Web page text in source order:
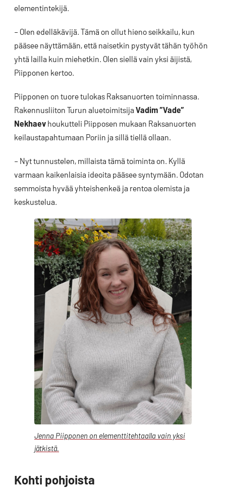
elementintekijä.
– Olen edelläkävijä. Tämä on ollut hieno seikkailu, kun
pääsee näyttämään, että naisetkin pystyvät tähän työhön
yhtä lailla kuin miehetkin. Olen siellä vain yksi äijistä,
Piipponen kertoo.
Piipponen on tuore tulokas Raksanuorten toiminnassa.
Rakennusliiton Turun aluetoimitsija Vadim ”Vade”
Nekhaev houkutteli Piipposen mukaan Raksanuorten
keilaustapahtumaan Poriin ja sillä tiellä ollaan.
– Nyt tunnustelen, millaista tämä toiminta on. Kyllä
varmaan kaikenlaisia ideoita pääsee syntymään. Odotan
semmoista hyvää yhteishenkeä ja rentoa olemista ja
keskustelua.
Jenna Piipponen on elementtitehtaalla vain yksi
jätkistä.
Kohti pohjoista